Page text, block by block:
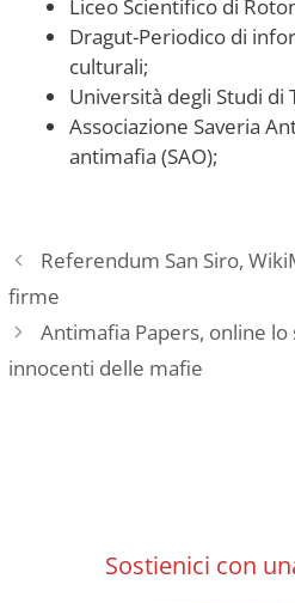
Liceo Scientifico di
Dragut-Periodico di
culturali;
Università degli Studi di
Associazione Saveria
antimafia (SAO);
Referendum San Siro,
firme
Antimafia Papers, online
innocenti delle mafie
Sostienici con